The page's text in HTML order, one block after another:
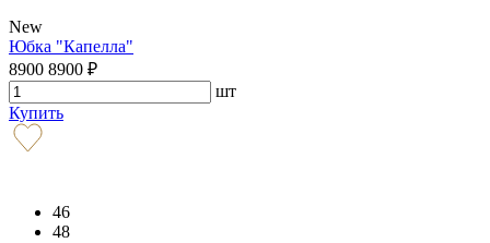
New
Юбка "Капелла"
8900 8900 ₽
шт
Купить
46
48